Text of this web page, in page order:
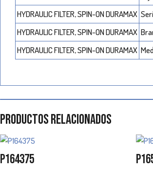
HYDRAULIC FILTER, SPIN-ON DURAMAX
HYDRAULIC FILTER, SPIN-ON DURAMAX
HYDRAULIC FILTER, SPIN-ON DURAMAX
Productos relacionados
P164375